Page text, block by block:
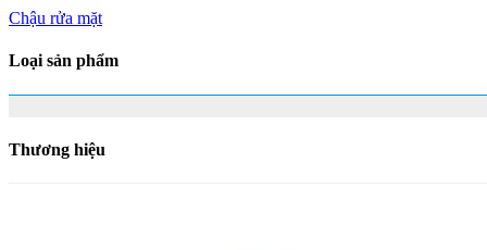
Chậu rửa mặt
Loại sản phẩm
Thương hiệu